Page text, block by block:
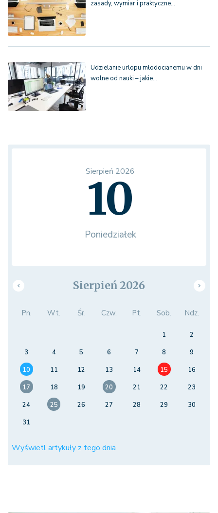
zasady, wymiar i praktyczne…
Udzielanie urlopu młodocianemu w dni
wolne od nauki – jakie…
Sierpień 2026
10
Poniedziałek
Sierpień 2026
Pn. Wt. Śr. Czw. Pt. Sob. Ndz.
1
2
3
4 5 6 7 8
9
10
11 12 13 14 15
16
17
18 19 20 21 22
23
24
25 26 27 28 29
30
31
Wyświetl artykuły z tego dnia